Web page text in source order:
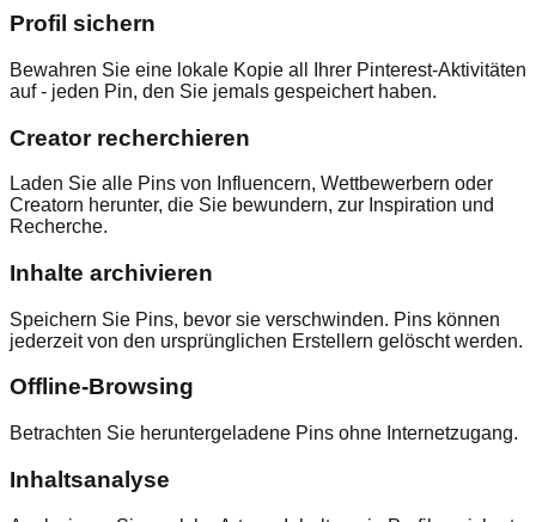
Profil sichern
Bewahren Sie eine lokale Kopie all Ihrer Pinterest-Aktivitäten
auf - jeden Pin, den Sie jemals gespeichert haben.
Creator recherchieren
Laden Sie alle Pins von Influencern, Wettbewerbern oder
Creatorn herunter, die Sie bewundern, zur Inspiration und
Recherche.
Inhalte archivieren
Speichern Sie Pins, bevor sie verschwinden. Pins können
jederzeit von den ursprünglichen Erstellern gelöscht werden.
Offline-Browsing
Betrachten Sie heruntergeladene Pins ohne Internetzugang.
Inhaltsanalyse